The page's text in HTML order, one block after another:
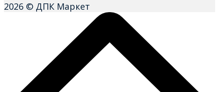
2026 © ДПК Маркет